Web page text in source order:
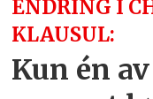
ENDRING I
KLAUSUL:
Kun én